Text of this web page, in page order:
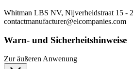
Whitman LBS NV, Nijverheidstraat 15 -
contactmanufacturer@elcompanies.com
Warn- und Sicherheitshinweise
Zur äußeren Anwenung